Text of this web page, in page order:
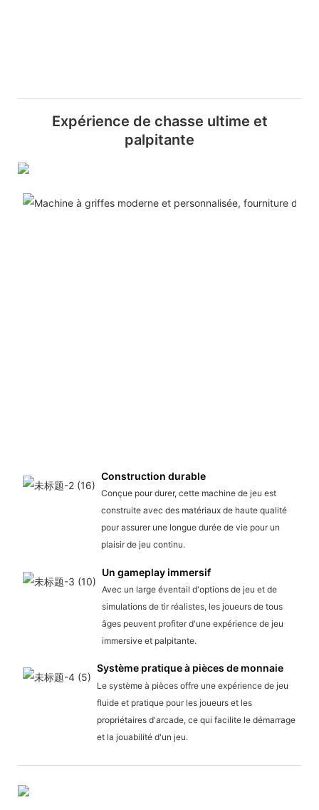
Expérience de chasse ultime et
palpitante
Construction durable
Conçue pour durer, cette machine de jeu est
construite avec des matériaux de haute qualité
pour assurer une longue durée de vie pour un
plaisir de jeu continu.
Un gameplay immersif
Avec un large éventail d'options de jeu et de
simulations de tir réalistes, les joueurs de tous
âges peuvent profiter d'une expérience de jeu
immersive et palpitante.
Système pratique à pièces de monnaie
Le système à pièces offre une expérience de jeu
fluide et pratique pour les joueurs et les
propriétaires d'arcade, ce qui facilite le démarrage
et la jouabilité d'un jeu.